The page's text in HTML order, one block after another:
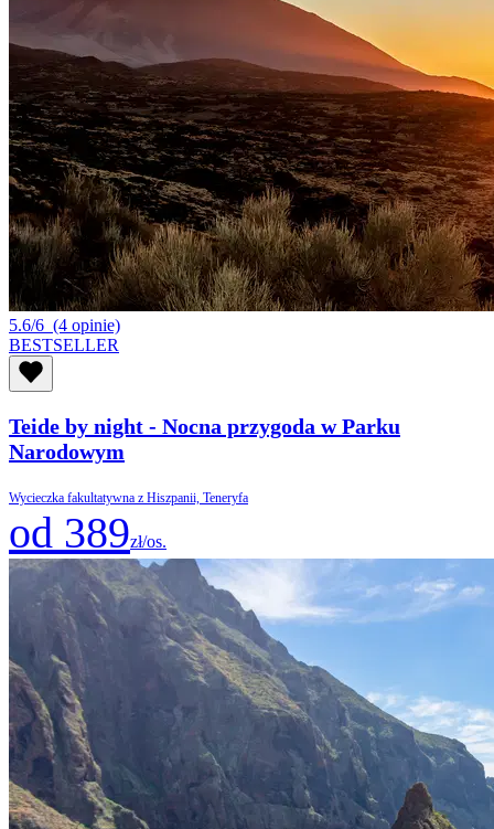
5.6/6 (4 opinie)
BESTSELLER
Teide by night - Nocna przygoda w Parku
Narodowym
Wycieczka fakultatywna z Hiszpanii, Teneryfa
od 389zł/os.